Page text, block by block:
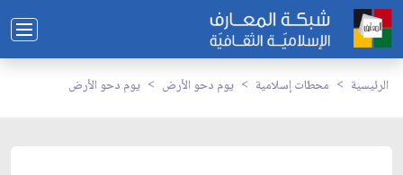
الرئيسية محطات إسلامية يوم دحو الأرض يوم دحو الأرض